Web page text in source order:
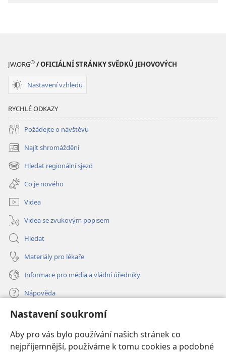
Nastavení soukromí
Aby pro vás bylo používání našich stránek co
nejpříjemnější, používáme k tomu cookies a podobné
JW.ORG® / OFICIÁLNÍ STRÁNKY SVĚDKŮ JEHOVOVÝCH
Nastavení vzhledu
RYCHLÉ ODKAZY
Požádejte o návštěvu
Najít shromáždění
(otevřeno
nové
okno)
Hledat regionální sjezd
(otevřeno
nové
okno)
Co je nového
Videa
Videa se zvukovým popisem
Hledat
Materiály pro lékaře
Informace pro média a vládní úředníky
Nápověda
Dary
nové
okno) ONLINE KNIHOVNA Strážné věže